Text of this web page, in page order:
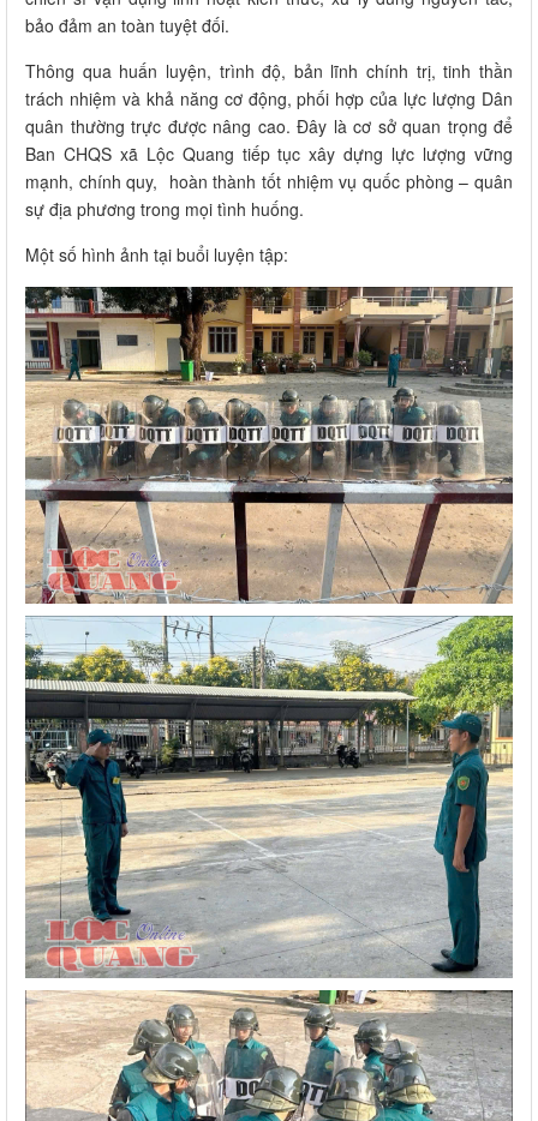
bảo đảm an toàn tuyệt đối.
Thông qua huấn luyện, trình độ, bản lĩnh chính trị, tinh thần
trách nhiệm và khả năng cơ động, phối hợp của lực lượng Dân
quân thường trực được nâng cao. Đây là cơ sở quan trọng để
Ban CHQS xã Lộc Quang tiếp tục xây dựng lực lượng vững
mạnh, chính quy, hoàn thành tốt nhiệm vụ quốc phòng – quân
sự địa phương trong mọi tình huống.
Một số hình ảnh tại buổi luyện tập: